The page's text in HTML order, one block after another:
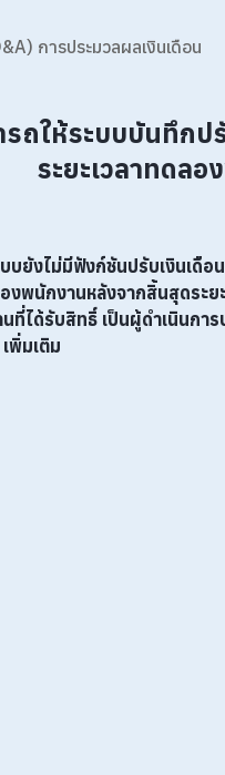
การประมวลผลเงินเดือน
รถให้ระบบบันทึกป
ระยะเวลาทดล
บยังไม่มีฟังก์ชันปรับเงินเดื
งพนักงานหลังจากสิ้นสุดระย
ที่ได้รับสิทธิ์ เป็นผู้ดำเนินกา
พิ่มเติม